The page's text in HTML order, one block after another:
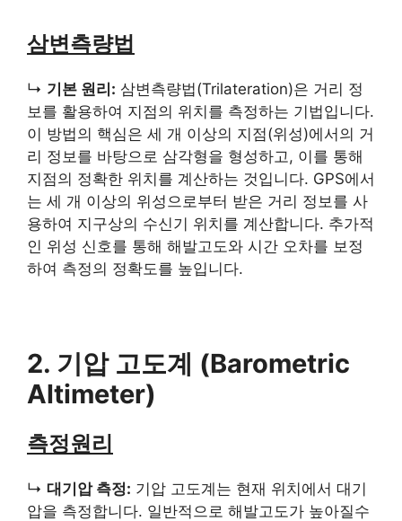
삼변측량법
↳ 기본 원리: 삼변측량법(Trilateration)은 거리 정
보를 활용하여 지점의 위치를 측정하는 기법입니다.
이 방법의 핵심은 세 개 이상의 지점(위성)에서의 거
리 정보를 바탕으로 삼각형을 형성하고, 이를 통해
지점의 정확한 위치를 계산하는 것입니다. GPS에서
는 세 개 이상의 위성으로부터 받은 거리 정보를 사
용하여 지구상의 수신기 위치를 계산합니다. 추가적
인 위성 신호를 통해 해발고도와 시간 오차를 보정
하여 측정의 정확도를 높입니다.
2. 기압 고도계 (Barometric
Altimeter)
측정원리
↳ 대기압 측정: 기압 고도계는 현재 위치에서 대기
압을 측정합니다. 일반적으로 해발고도가 높아질수